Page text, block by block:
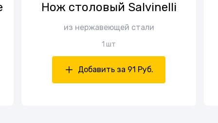
Нож столовый Salvinelli
из нержавеющей стали
1 шт
Добавить за 91 Руб.